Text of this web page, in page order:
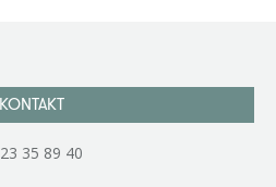
KONTAKT
35 89 40